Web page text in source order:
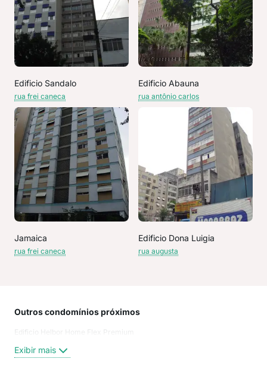
Edificio Sandalo
rua frei caneca
Edificio Abauna
rua antônio carlos
Jamaica
rua frei caneca
Edificio Dona Luigia
rua augusta
Outros condomínios próximos
Edificio Helbor Home Flex Premium
Exibir mais